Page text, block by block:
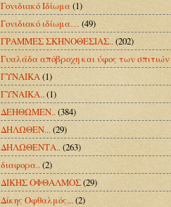
Γονιδιακό Ιδίωμα(1)
Γονιδιακό ιδίωμα… (49)
ΓΡΑΜΜΕΣ ΣΚΗΝΟΘΕΣΙΑΣ..(202)
Γυαλάδα απόβροχη και ύφος των σπιτιών
ΓΥΝΑΙΚΑ(1)
ΓΥΝΑΙΚΑ..(1)
ΔΕΗΘΩΜΕΝ..(384)
ΔΗΛΩΘΕΝ...(29)
ΔΗΛΩΘΕΝΤΑ..(263)
διαφορα..(2)
ΔΙΚΗΣ ΟΦΘΑΛΜΟΣ(29)
Δίκης Οφθαλμός...(2)